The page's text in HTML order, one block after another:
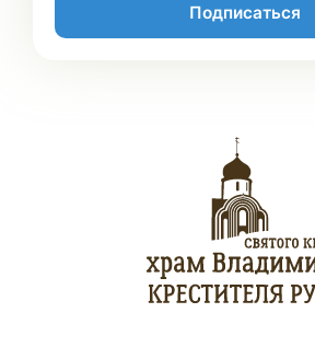
Подписаться